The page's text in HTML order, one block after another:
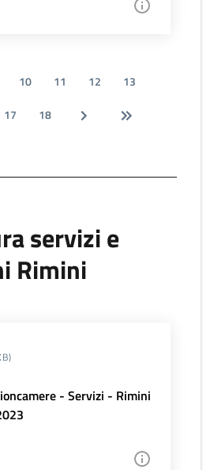
10 11 12
13
17 18
servizi e
Rimini
- Servizi - Rimini